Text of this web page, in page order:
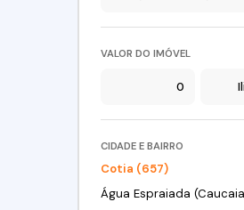
VALOR DO IMÓVEL
CIDADE E BAIRRO
Cotia (657)